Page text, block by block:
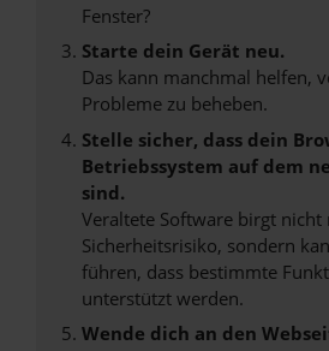
Fenster?
Starte dein Gerät neu.
Das kann manchmal helfen,
Probleme zu beheben.
Stelle sicher, dass dein
Betriebssystem auf dem
sind.
Veraltete Software birgt nicht
Sicherheitsrisiko, sondern
führen, dass bestimmte
unterstützt werden.
Wende dich an den